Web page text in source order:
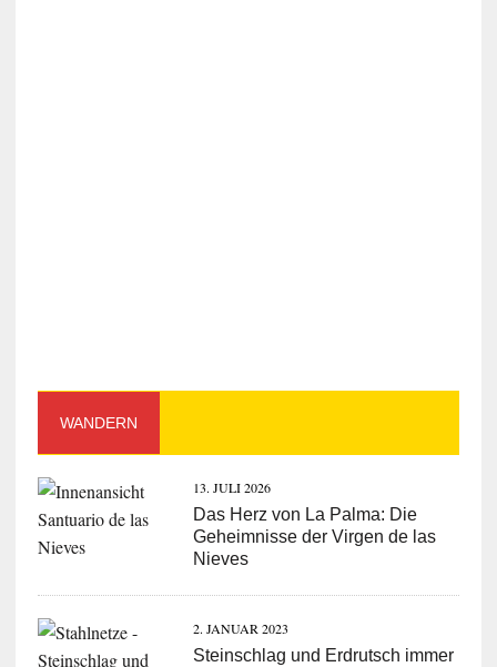
WANDERN
13. JULI 2026
Das Herz von La Palma: Die
Geheimnisse der Virgen de las
Nieves
2. JANUAR 2023
Steinschlag und Erdrutsch immer